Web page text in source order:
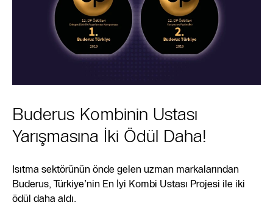
Buderus Kombinin Ustası
Yarışmasına İki Ödül Daha!
Isıtma sektörünün önde gelen uzman markalarından
Buderus, Türkiye’nin En İyi Kombi Ustası Projesi ile iki
ödül daha aldı.